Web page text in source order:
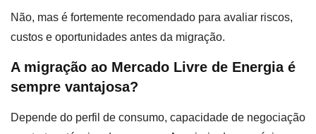
Não, mas é fortemente recomendado para avaliar riscos,
custos e oportunidades antes da migração.
A migração ao Mercado Livre de Energia é
sempre vantajosa?
Depende do perfil de consumo, capacidade de negociação